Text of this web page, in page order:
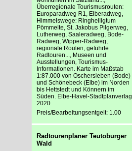
Überregionale Tourismusrouten:
Europaradweg R1, Elberadweg,
Himmelswege: Ringheiligtum
Pömmelte, St. Jakobus Pilgerweg,
Lutherweg, Saaleradweg, Bode-
Radweg, Wipper-Radweg,
regionale Routen, geführte
Radtouren..., Museen und
Ausstellungen, Tourismus-
Informationen. Karte im Maßstab
1:87.000 von Oschersleben (Bode)
und Schönebeck (Elbe) im Norden
bis Hettstedt und Könnern im
Süden. Elbe-Havel-Stadtplanverlag
2020
Preis/Bearbeitungsentgelt: 1.00
Radtourenplaner Teutoburger
Wald